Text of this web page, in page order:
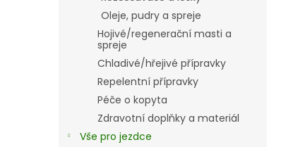
Oleje, pudry a spreje
Hojivé/regenerační masti a
spreje
Chladivé/hřejivé přípravky
Repelentní přípravky
Péče o kopyta
Zdravotní doplňky a materiál
Vše pro jezdce